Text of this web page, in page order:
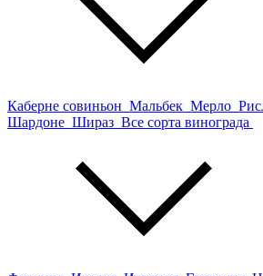
Каберне совиньон Мальбек Мерло
Шардоне Шираз Все сорта винограда